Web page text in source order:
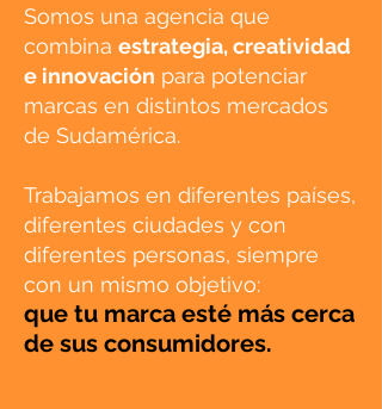
Somos una agencia que
combina estrategia, creatividad
e innovación para potenciar
marcas en distintos mercados
de Sudamérica.
Trabajamos en diferentes países,
diferentes ciudades y con
diferentes personas, siempre
con un mismo objetivo:
que tu marca esté más cerca
de sus consumidores.